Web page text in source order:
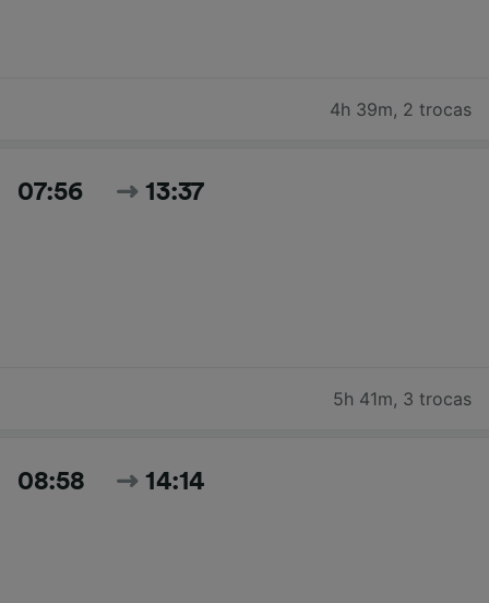
4h 39m, 2 trocas
07:56 13:37
5h 41m, 3 trocas
08:58 14:14